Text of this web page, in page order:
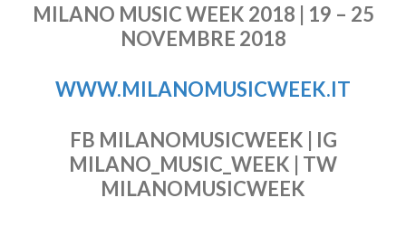
MILANO MUSIC WEEK 2018 | 19 – 25
NOVEMBRE 2018
WWW.MILANOMUSICWEEK.IT
FB MILANOMUSICWEEK | IG
MILANO_MUSIC_WEEK | TW
MILANOMUSICWEEK